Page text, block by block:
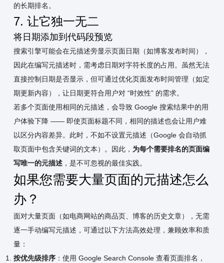
的长期排名。
7. 让它独一无二
将日期添加到代码段预览
搜索引擎可能会在元描述旁显示页面日期（如博客发布时间），
因此在编写元描述时，需考虑日期对字符长度的占用。虽然无法
直接控制日期是否显示，但可通过优化页面发布时间管理（如定
期更新内容），让日期更符合用户对 “时效性” 的需求。
若多个页面使用相同的元描述，会导致 Google 搜索结果中的用
户体验下降 —— 即使页面标题不同，相同的描述也会让用户难
以区分内容差异。此时，不如不设置元描述（Google 会自动抓
取页面中包含关键词的文本）。因此， 为每个需要排名的页面编
写唯一的元描述，是不可忽视的最佳实践。
如果您需要大量页面的元描述怎么
办？
面对大量页面（如电商网站的商品页、博客的历史文章），无需
逐一手动编写元描述，可通过以下方法高效处理，兼顾效率和质
量：
按优先级排序：使用 Google Search Console 查看页面排名，